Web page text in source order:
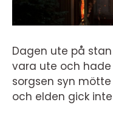
Dagen ute på
vara ute och
sorgsen syn
och elden gick